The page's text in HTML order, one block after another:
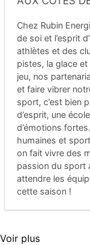
Chez Rubin
de soi et l’esprit
athlètes et des
pistes, la glace
jeu, nos
et faire vibrer
sport, c’est bien
d’esprit, une
d’émotions
humaines et
on fait vivre des
passion du sport
attendre les
cette saison !
Voir plus